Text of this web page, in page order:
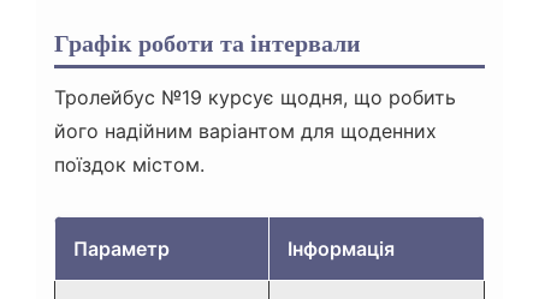
Графік роботи та інтервали
Тролейбус №19 курсує щодня, що робить
його надійним варіантом для щоденних
поїздок містом.
Параметр Інформація